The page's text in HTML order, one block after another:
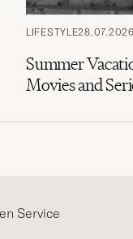
LIFESTYLE28.07.2026
Summer
Movies and
Service